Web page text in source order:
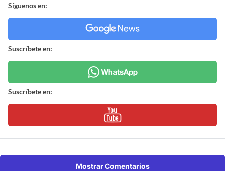
Síguenos en:
Suscríbete en:
Suscríbete en:
Mostrar Comentarios